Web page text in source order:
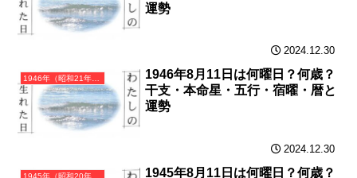
運勢
2024.12.30
1946年（昭和21年）丙戌（ひのえいぬ）・戌年（いぬ年）カレンダー（月曜はじまり）
1946年8月11日は何曜日？何歳？
干支・本命星・五行・宿曜・暦と
運勢
2024.12.30
1945年8月11日は何曜日？何歳？